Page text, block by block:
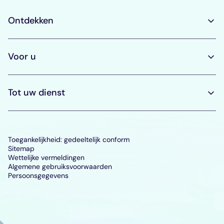
Ontdekken
Voor u
Tot uw dienst
Toegankelijkheid: gedeeltelijk conform
Sitemap
Wettelijke vermeldingen
Algemene gebruiksvoorwaarden
Persoonsgegevens